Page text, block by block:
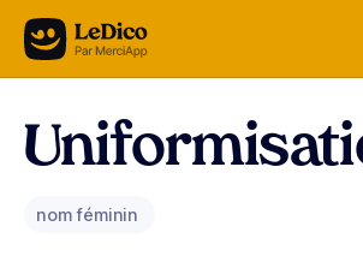
Aller au contenu
nom féminin